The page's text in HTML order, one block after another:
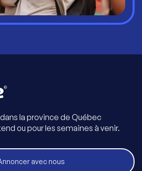
la province de Québec
ou pour les semaines à venir.
avec nous